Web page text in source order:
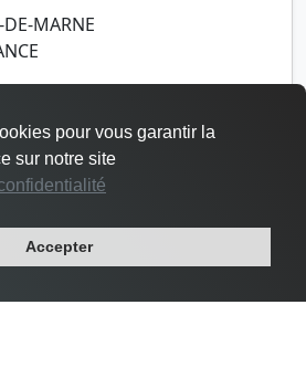
MARNE
pour vous garantir la
sur notre site
Accepter